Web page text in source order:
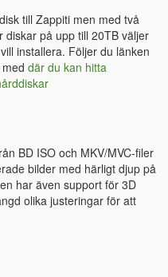
till Zappiti men med två
diskar på upp till 20TB väljer
installera. Följer du länken
där du kan hitta
BD ISO och MKV/MVC-filer
bilder med härligt djup på
har även support för 3D
olika justeringar för att